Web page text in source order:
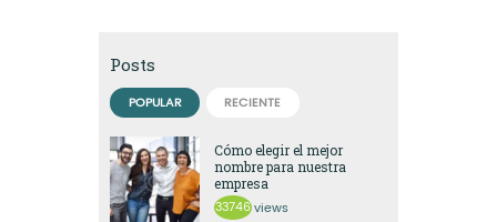
Posts
POPULAR RECIENTE
Cómo elegir el mejor
nombre para nuestra
empresa
33746 views